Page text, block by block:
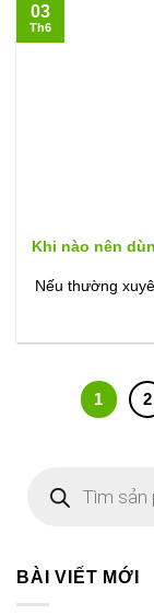
Khi nào nên
Nếu thường
03
Th6
1 2
kiếm
BÀI VIẾT MỚI